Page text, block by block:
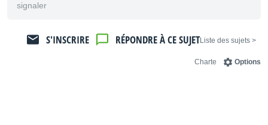
signaler
< Liste des sujets
RÉPONDRE À CE SUJET
S'INSCRIRE
Options
Charte